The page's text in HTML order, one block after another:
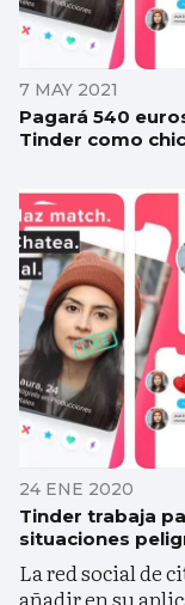
7 MAY 2021
Pagará 540
Tinder como
24 ENE 2020
Tinder trabaja
situaciones
La red social de
añadir en su